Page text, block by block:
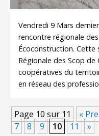
Vendredi 9 Mars
rencontre régionale
Écoconstruction. Cette
Régionale des Scop
coopératives du
en réseau des
Page 10 sur 11 «
7
8 9 10 11 »